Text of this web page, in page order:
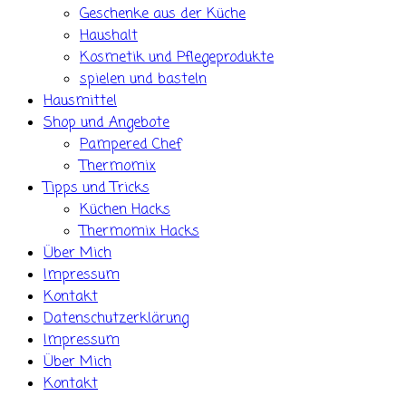
Geschenke aus der Küche
Haushalt
Kosmetik und Pflegeprodukte
spielen und basteln
Hausmittel
Shop und Angebote
Pampered Chef
Thermomix
Tipps und Tricks
Küchen Hacks
Thermomix Hacks
Über Mich
Impressum
Kontakt
Datenschutzerklärung
Impressum
Über Mich
Kontakt